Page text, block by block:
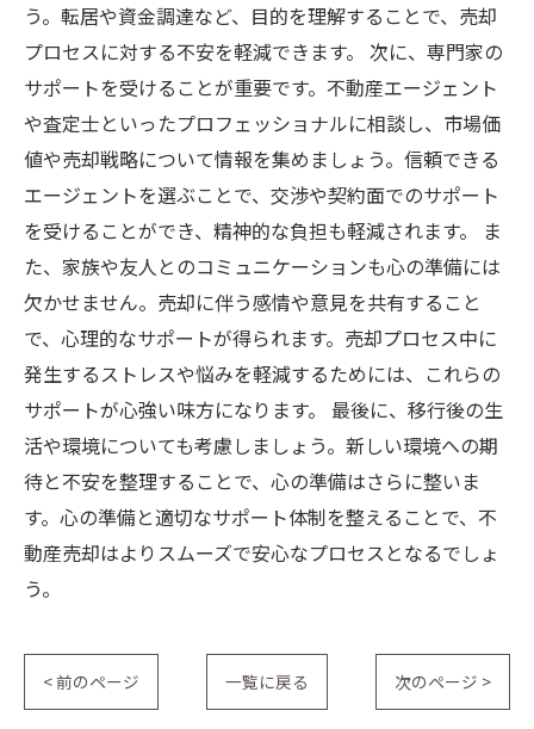
う。転居や資金調達など、目的を理解することで、売却
プロセスに対する不安を軽減できます。 次に、専門家の
サポートを受けることが重要です。不動産エージェント
や査定士といったプロフェッショナルに相談し、市場価
値や売却戦略について情報を集めましょう。信頼できる
エージェントを選ぶことで、交渉や契約面でのサポート
を受けることができ、精神的な負担も軽減されます。 ま
た、家族や友人とのコミュニケーションも心の準備には
欠かせません。売却に伴う感情や意見を共有すること
で、心理的なサポートが得られます。売却プロセス中に
発生するストレスや悩みを軽減するためには、これらの
サポートが心強い味方になります。 最後に、移行後の生
活や環境についても考慮しましょう。新しい環境への期
待と不安を整理することで、心の準備はさらに整いま
す。心の準備と適切なサポート体制を整えることで、不
動産売却はよりスムーズで安心なプロセスとなるでしょ
う。
< 前のページ 一覧に戻る 次のページ >